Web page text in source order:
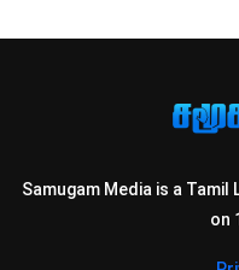
Samugam Media is a Tamil
on